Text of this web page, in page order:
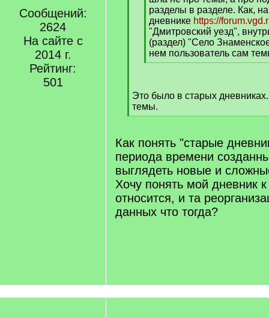
Сообщений:
2624
На сайте с
2014 г.
Рейтинг:
501
разделы в разделе. Как,
дневнике https://
"Дмитровский уезд",
(раздел) "Село
нем пользователь сам
[
Это было в старых
темы.
[
q
]
Как понять "старые
периода времени
выглядеть новые и
Хочу понять мой дневник к
относится, и та
данных что тогда?